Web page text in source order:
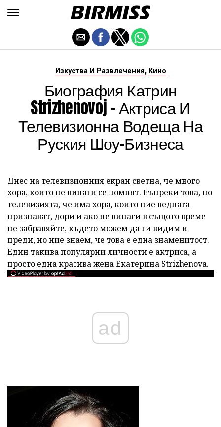
Изкуства И Развлечения, Кино
Биография Катрин
Strizhenovoj - Актриса И
Телевизионна Водеща На
Руския Шоу-Бизнеса
Днес на телевизионния екран светна, че много
хора, които не винаги се помнят. Въпреки това, по
телевизията, че има хора, които ние веднага
признават, дори и ако не винаги в същото време
не забравяйте, където можем да ги видим и
преди, но ние знаем, че това е една знаменитост.
Един такива популярни личности е актриса, а
просто една красива жена Екатерина Strizhenova.
ad